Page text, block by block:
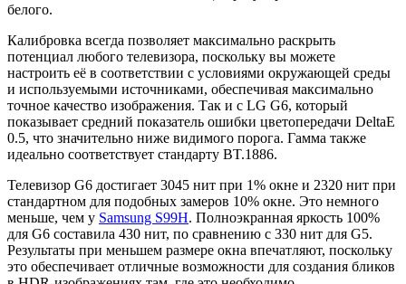
белого.
Калибровка всегда позволяет максимально раскрыть
потенциал любого телевизора, поскольку вы можете
настроить её в соответствии с условиями окружающей среды
и используемыми источниками, обеспечивая максимально
точное качество изображения. Так и с LG G6, который
показывает средний показатель ошибки цветопередачи DeltaE
0.5, что значительно ниже видимого порога. Гамма также
идеально соответствует стандарту BT.1886.
Телевизор G6 достигает 3045 нит при 1% окне и 2320 нит при
стандартном для подобных замеров 10% окне. Это немного
меньше, чем у Samsung S99H. Полноэкранная яркость 100%
для G6 составила 430 нит, по сравнению с 330 нит для G5.
Результаты при меньшем размере окна впечатляют, поскольку
это обеспечивает отличные возможности для создания бликов